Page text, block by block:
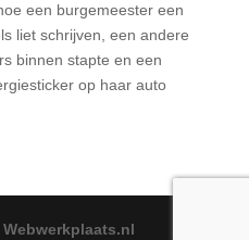
een burgemeester een
liet schrijven, een andere
binnen stapte en een
op haar auto